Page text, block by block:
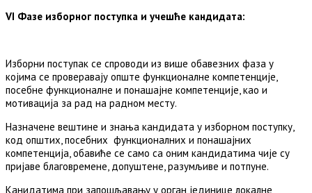
VI Фазе изборног поступка и учешће кандидата:
Изборни поступак се спроводи из више обавезних фаза у
којима се проверавају опште функционалне компетенције,
посебне функционалне и понашајне компетенције, као и
мотивација за рад на радном месту.
Назначене вештине и знања кандидата у изборном поступку,
код општих, посебних функционалних и понашајних
компетенција, обавиће се само са оним кандидатима чије су
пријаве благовремене, допуштене, разумљиве и потпуне.
Канидатима при запошљавању у орган јединице локалне